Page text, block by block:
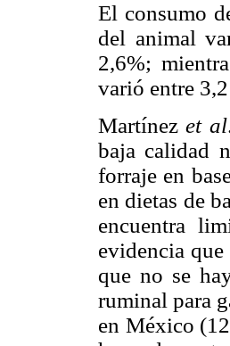
El consumo
del animal
2,6%;
varió entre
Martínezet al
baja calidad
forraje en
en dietas de
encuentra
evidencia
que no se
ruminal para
en México